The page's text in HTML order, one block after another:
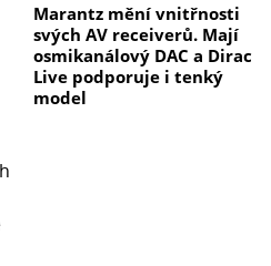
Marantz mění vnitřnosti
svých AV receiverů. Mají
osmikanálový DAC a Dirac
Live podporuje i tenký
model